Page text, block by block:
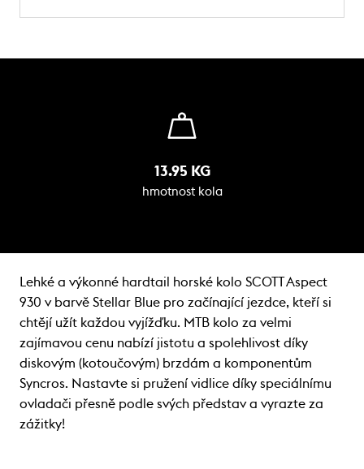
13.95 KG
hmotnost kola
Lehké a výkonné hardtail horské kolo SCOTT Aspect
930 v barvě Stellar Blue pro začínající jezdce, kteří si
chtějí užít každou vyjížďku. MTB kolo za velmi
zajímavou cenu nabízí jistotu a spolehlivost díky
diskovým (kotoučovým) brzdám a komponentům
Syncros. Nastavte si pružení vidlice díky speciálnímu
ovladači přesně podle svých představ a vyrazte za
zážitky!